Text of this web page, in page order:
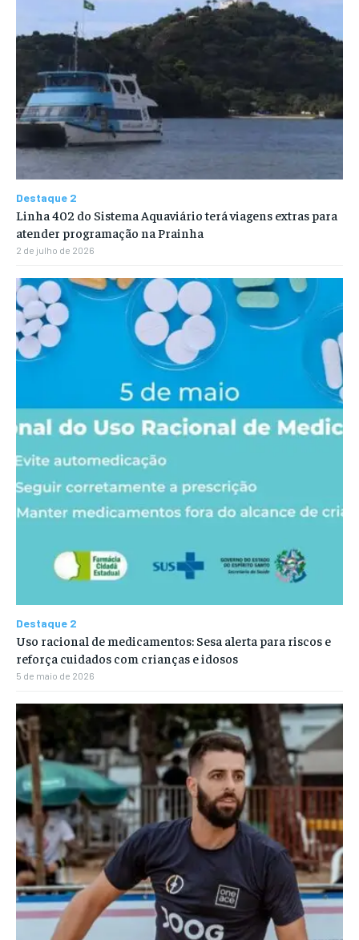
Destaque 2
Linha 402 do Sistema Aquaviário terá viagens extras para
atender programação na Prainha
2 de julho de 2026
Destaque 2
Uso racional de medicamentos: Sesa alerta para riscos e
reforça cuidados com crianças e idosos
5 de maio de 2026